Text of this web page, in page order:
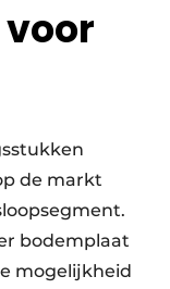
de markt
bodemplaat
mogelijkheid